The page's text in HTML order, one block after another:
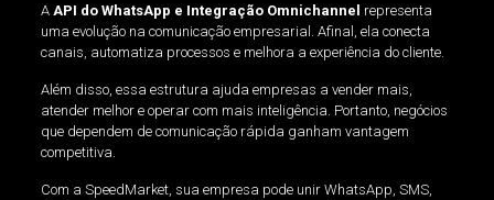
A API do WhatsApp e Integração Omnichannel representa
uma evolução na comunicação empresarial. Afinal, ela conecta
canais, automatiza processos e melhora a experiência do cliente.
Além disso, essa estrutura ajuda empresas a vender mais,
atender melhor e operar com mais inteligência. Portanto, negócios
que dependem de comunicação rápida ganham vantagem
competitiva.
Com a SpeedMarket, sua empresa pode unir WhatsApp, SMS,